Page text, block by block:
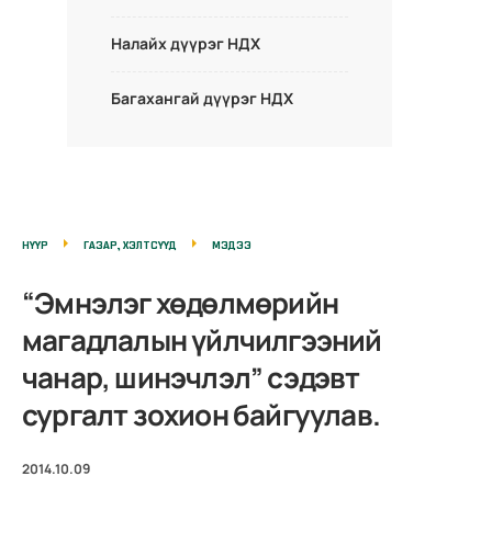
Налайх дүүрэг НДХ
Багахангай дүүрэг НДХ
НҮҮР ГАЗАР, ХЭЛТСҮҮД МЭДЭЭ
“Эмнэлэг хөдөлмөрийн
магадлалын үйлчилгээний
чанар, шинэчлэл” сэдэвт
сургалт зохион байгуулав.
2014.10.09